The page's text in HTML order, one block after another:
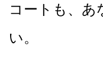
コートも、あ
い。